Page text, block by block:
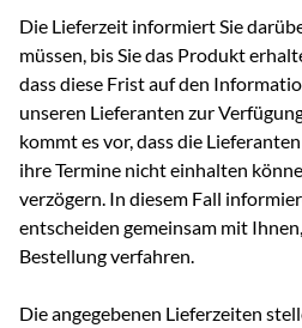
Die Lieferzeit informiert Sie
müssen, bis Sie das Produkt
dass diese Frist auf den
unseren Lieferanten zur
kommt es vor, dass die
ihre Termine nicht einhalten
verzögern. In diesem Fall
entscheiden gemeinsam mit
Bestellung verfahren.
Die angegebenen Lieferzeiten